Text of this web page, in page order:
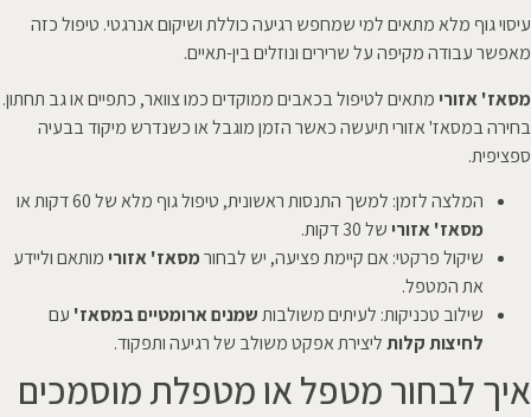
עיסוי גוף מלא מתאים למי שמחפש רגיעה כוללת ושיקום אנרגטי. טיפול כזה
מאפשר עבודה מקיפה על שרירים ונוזלים בין-תאיים.
מסאז' אזורי מתאים לטיפול בכאבים ממוקדים כמו צוואר, כתפיים או גב תחתון.
בחירה במסאז' אזורי תיעשה כאשר הזמן מוגבל או כשנדרש מיקוד בבעיה
ספציפית.
המלצה לזמן: למשך התנסות ראשונית, טיפול גוף מלא של 60 דקות או
מסאז' אזורי של 30 דקות.
שיקול פרקטי: אם קיימת פציעה, יש לבחורמסאז' אזורי מותאם וליידע
את המטפל.
שילוב טכניקות: לעיתים משולבותשמנים ארומטיים במסאז' עם
לחיצות קלותליצירת אפקט משולב של רגיעה ותפקוד.
איך לבחור מטפל או מטפלת מוסמכים